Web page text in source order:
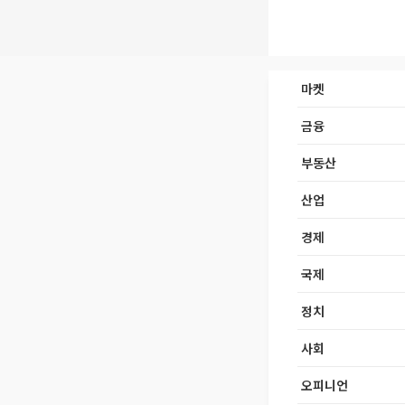
마켓
금융
부동산
산업
경제
국제
정치
사회
오피니언